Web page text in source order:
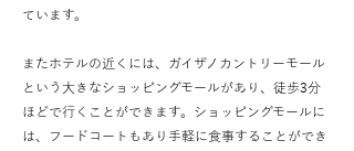
ています。
またホテルの近くには、ガイザノカントリーモール
という大きなショッピングモールがあり、徒歩3分
ほどで行くことができます。ショッピングモールに
は、フードコートもあり手軽に食事することができ